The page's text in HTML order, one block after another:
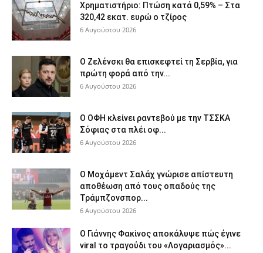
Χρηματιστήριο: Πτώση κατά 0,59% – Στα
320,42 εκατ. ευρώ ο τζίρος
6 Αυγούστου 2026
Ο Ζελένσκι θα επισκεφτεί τη Σερβία, για
πρώτη φορά από την...
6 Αυγούστου 2026
Ο ΟΦΗ κλείνει ραντεβού με την ΤΣΣΚΑ
Σόφιας στα πλέι οφ...
6 Αυγούστου 2026
Ο Μοχάμεντ Σαλάχ γνώρισε απίστευτη
αποθέωση από τους οπαδούς της
Τράμπζονσπορ...
6 Αυγούστου 2026
Ο Γιάννης Φακίνος αποκάλυψε πώς έγινε
viral το τραγούδι του «Λογαριασμός»...